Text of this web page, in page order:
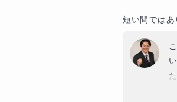
なぜ、世界
一見すると
ます。それ
・立教大学　
・法政大学　
・関西大学　
・関西学院大
短い間ではあ